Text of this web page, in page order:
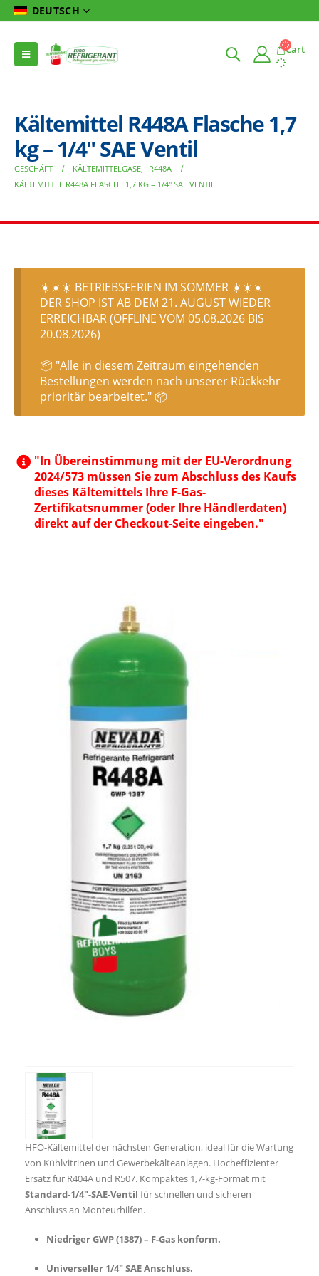
DEUTSCH
Cart
Kältemittel R448A Flasche 1,7
kg – 1/4″ SAE Ventil
GESCHÄFT KÄLTEMITTELGASE,
R448A
KÄLTEMITTEL R448A FLASCHE 1,7 KG – 1/4″ SAE VENTIL
☀️☀️☀️ BETRIEBSFERIEN IM SOMMER ☀️☀️☀️
DER SHOP IST AB DEM 21. AUGUST WIEDER
ERREICHBAR (OFFLINE VOM 05.08.2026 BIS
20.08.2026)
📦 "Alle in diesem Zeitraum eingehenden
Bestellungen werden nach unserer Rückkehr
prioritär bearbeitet." 📦
"In Übereinstimmung mit der EU-Verordnung
2024/573 müssen Sie zum Abschluss des Kaufs
dieses Kältemittels Ihre F-Gas-
Zertifikatsnummer (oder Ihre Händlerdaten)
direkt auf der Checkout-Seite eingeben."
HFO-Kältemittel der nächsten Generation, ideal für die Wartung
von Kühlvitrinen und Gewerbekälteanlagen. Hocheffizienter
Ersatz für R404A und R507. Kompaktes 1,7-kg-Format mit
Standard-1/4″-SAE-Ventil für schnellen und sicheren
Anschluss an Monteurhilfen.
Niedriger GWP (1387) – F-Gas konform.
Universeller 1/4″ SAE Anschluss.